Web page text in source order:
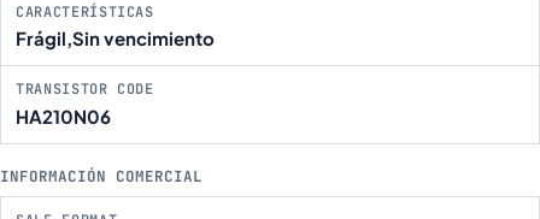
CARACTERÍSTICAS
Frágil,Sin vencimiento
TRANSISTOR CODE
HA210N06
INFORMACIÓN COMERCIAL